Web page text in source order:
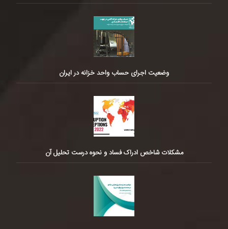
وضعیت اجرای حساب واحد خزانه در ایران
مشکلات شاخص ادراک فساد و نحوه درست تحلیل آن